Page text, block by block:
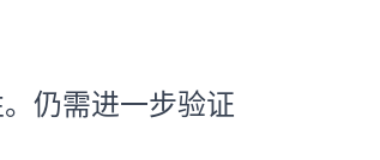
仍需进一步验证